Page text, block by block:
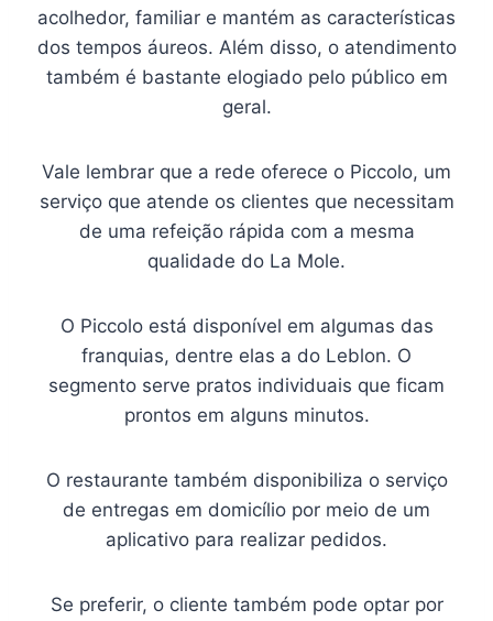
acolhedor, familiar e mantém as características
dos tempos áureos. Além disso, o atendimento
também é bastante elogiado pelo público em
geral.
Vale lembrar que a rede oferece o Piccolo, um
serviço que atende os clientes que necessitam
de uma refeição rápida com a mesma
qualidade do La Mole.
O Piccolo está disponível em algumas das
franquias, dentre elas a do Leblon. O
segmento serve pratos individuais que ficam
prontos em alguns minutos.
O restaurante também disponibiliza o serviço
de entregas em domicílio por meio de um
aplicativo para realizar pedidos.
Se preferir, o cliente também pode optar por